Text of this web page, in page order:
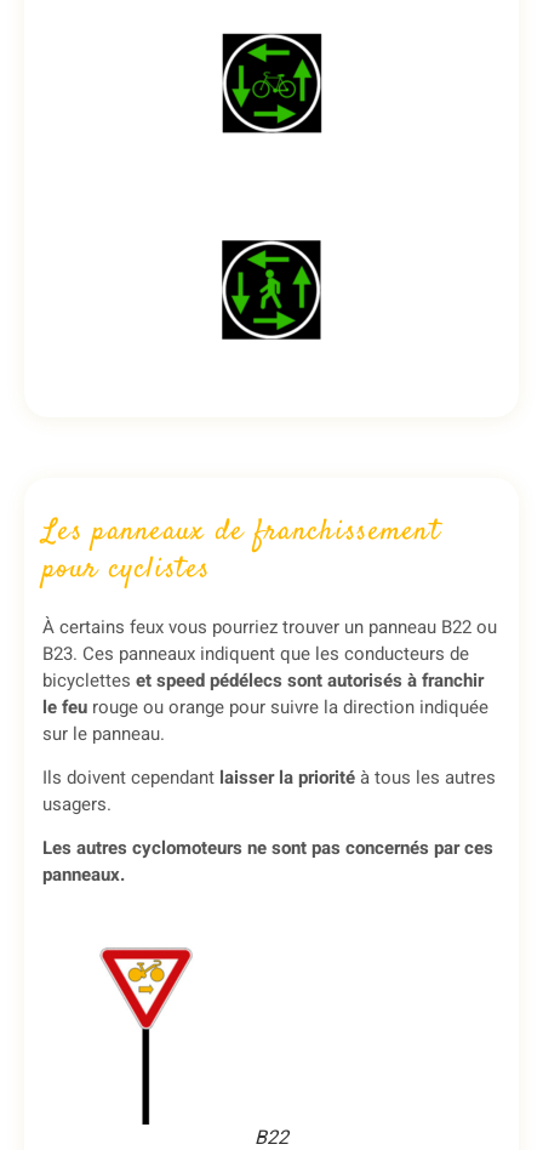
Les panneaux de franchissement
pour cyclistes
À certains feux vous pourriez trouver un panneau B22 ou
B23. Ces panneaux indiquent que les conducteurs de
bicyclettes et speed pédélecs sont autorisés à franchir
le feu rouge ou orange pour suivre la direction indiquée
sur le panneau.
Ils doivent cependant laisser la priorité à tous les autres
usagers.
Les autres cyclomoteurs ne sont pas concernés par ces
panneaux.
B22